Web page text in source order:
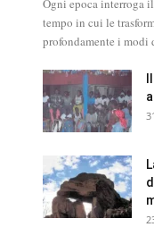
Ogni epoca interroga
tempo in cui le
profondamente i